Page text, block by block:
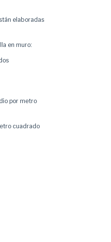
elaboradas
en muro:
por metro
cuadrado